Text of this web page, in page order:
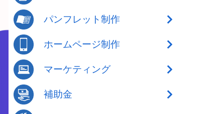
パンフレット制作
ホームページ制作
マーケティング
補助金